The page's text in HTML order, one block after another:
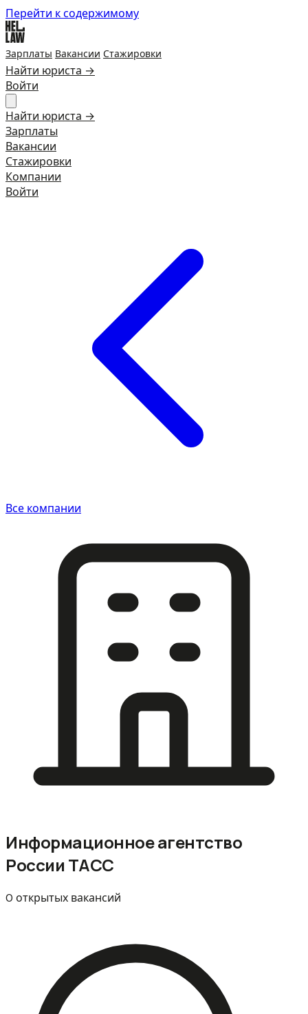
Перейти к содержимому
Зарплаты Вакансии Стажировки
Найти юриста →
Войти
Найти юриста →
Зарплаты
Вакансии
Стажировки
Компании
Войти
Все компании
Информационное агентство
России ТАСС
0 открытых вакансий